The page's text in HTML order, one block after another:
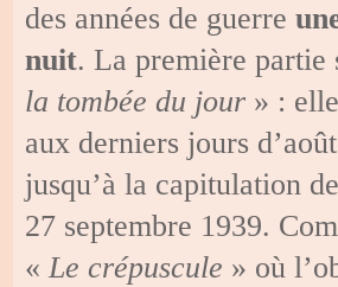
des années de guerre
nuit. La première
la tombée du jour » :
aux derniers jours
jusqu’à la capitulation
27 septembre 1939.
«Le crépuscule » où